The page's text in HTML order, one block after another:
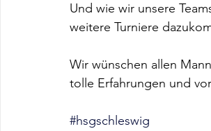
Und wie wir unsere
weitere Turniere
Wir wünschen allen
tolle Erfahrungen und
#hsgschleswig